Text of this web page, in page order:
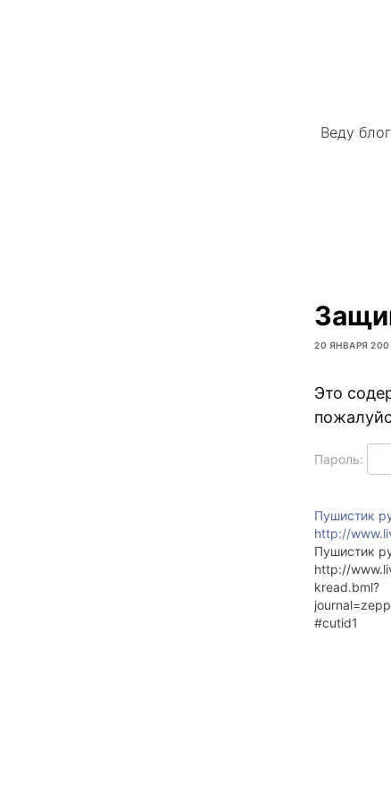
Веду
20 ЯНВАРЯ
Это
Пароль:
Пушистик
http://
Пушистик
http://
kread.bml?
#cutid1